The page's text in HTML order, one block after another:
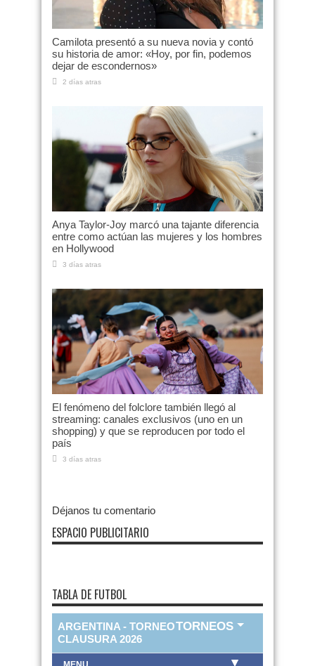
Camilota presentó a su nueva novia y contó
su historia de amor: «Hoy, por fin, podemos
dejar de escondernos»
2 días atras
Anya Taylor-Joy marcó una tajante diferencia
entre como actúan las mujeres y los hombres
en Hollywood
3 días atras
El fenómeno del folclore también llegó al
streaming: canales exclusivos (uno en un
shopping) y que se reproducen por todo el
país
3 días atras
Déjanos tu comentario
ESPACIO PUBLICITARIO
TABLA DE FUTBOL